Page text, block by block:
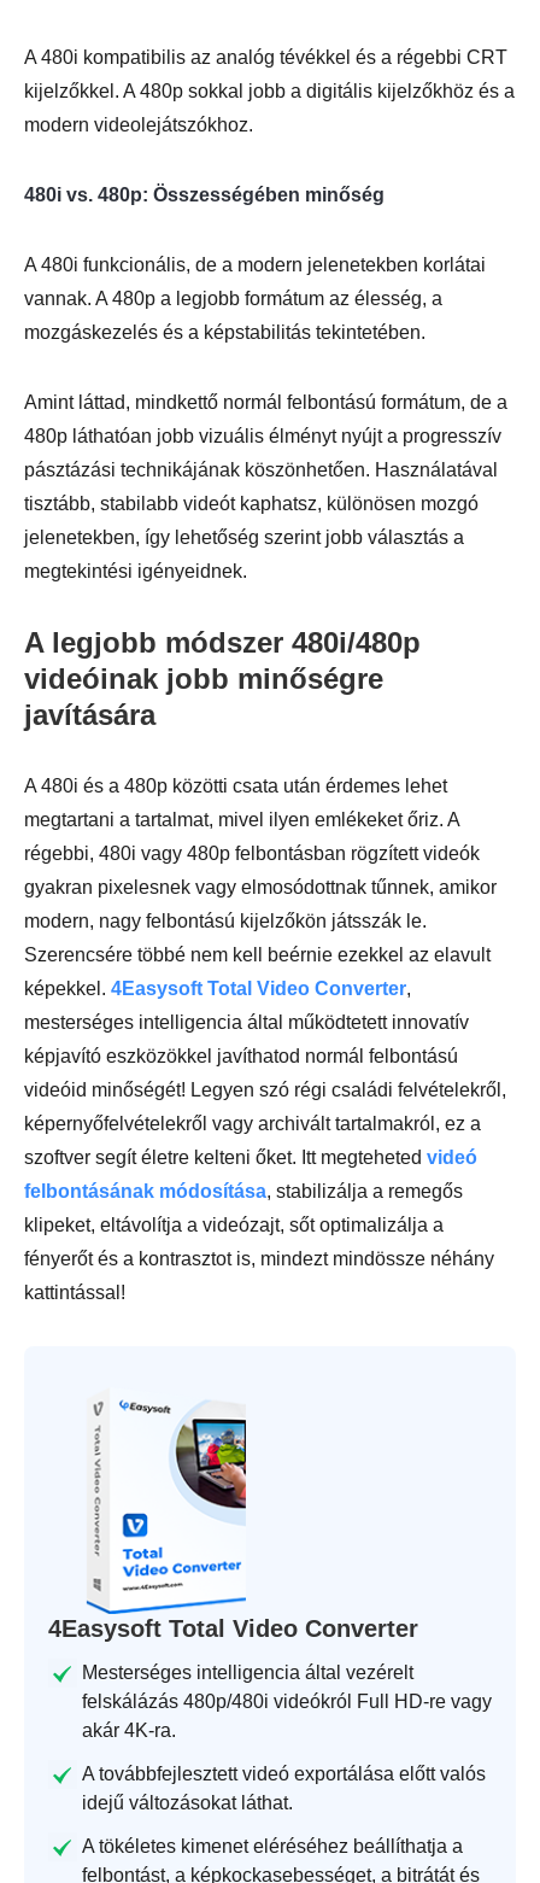
A 480i kompatibilis az analóg tévékkel és a régebbi CRT
kijelzőkkel. A 480p sokkal jobb a digitális kijelzőkhöz és a
modern videolejátszókhoz.
480i vs. 480p: Összességében minőség
A 480i funkcionális, de a modern jelenetekben korlátai
vannak. A 480p a legjobb formátum az élesség, a
mozgáskezelés és a képstabilitás tekintetében.
Amint láttad, mindkettő normál felbontású formátum, de a
480p láthatóan jobb vizuális élményt nyújt a progresszív
pásztázási technikájának köszönhetően. Használatával
tisztább, stabilabb videót kaphatsz, különösen mozgó
jelenetekben, így lehetőség szerint jobb választás a
megtekintési igényeidnek.
A legjobb módszer 480i/480p
videóinak jobb minőségre
javítására
A 480i és a 480p közötti csata után érdemes lehet
megtartani a tartalmat, mivel ilyen emlékeket őriz. A
régebbi, 480i vagy 480p felbontásban rögzített videók
gyakran pixelesnek vagy elmosódottnak tűnnek, amikor
modern, nagy felbontású kijelzőkön játsszák le.
Szerencsére többé nem kell beérnie ezekkel az elavult
képekkel. 4Easysoft Total Video Converter,
mesterséges intelligencia által működtetett innovatív
képjavító eszközökkel javíthatod normál felbontású
videóid minőségét! Legyen szó régi családi felvételekről,
képernyőfelvételekről vagy archivált tartalmakról, ez a
szoftver segít életre kelteni őket. Itt megteheted videó
felbontásának módosítása, stabilizálja a remegős
klipeket, eltávolítja a videózajt, sőt optimalizálja a
fényerőt és a kontrasztot is, mindezt mindössze néhány
kattintással!
4Easysoft Total Video Converter
Mesterséges intelligencia által vezérelt
felskálázás 480p/480i videókról Full HD-re vagy
akár 4K-ra.
A továbbfejlesztett videó exportálása előtt valós
idejű változásokat láthat.
A tökéletes kimenet eléréséhez beállíthatja a
felbontást, a képkockasebességet, a bitrátát és